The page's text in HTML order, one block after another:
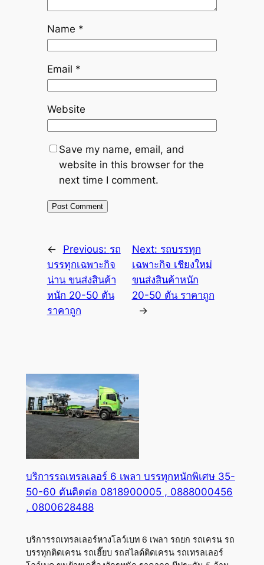
Name *
Email *
Website
Save my name, email, and
website in this browser for the
next time I comment.
← Previous: รถ
บรรทุกเฉพาะกิจ
น่าน ขนส่งสินค้า
หนัก 20-50 ตัน
ราคาถูก
Next: รถบรรทุก
เฉพาะกิจ เชียงใหม่
ขนส่งสินค้าหนัก
20-50 ตัน ราคาถูก
→
บริการรถเทรลเลอร์ 6 เพลา บรรทุกหนักพิเศษ 35-
50-60 ตันติดต่อ 0818900005 , 0888000456
, 0800628488
บริการรถเทรลเลอร์หางโลว์เบท 6 เพลา รถยก รถเครน รถ
บรรทุกติดเครน รถเฮี๊ยบ รถสไลด์ติดเครน รถเทรลเลอร์